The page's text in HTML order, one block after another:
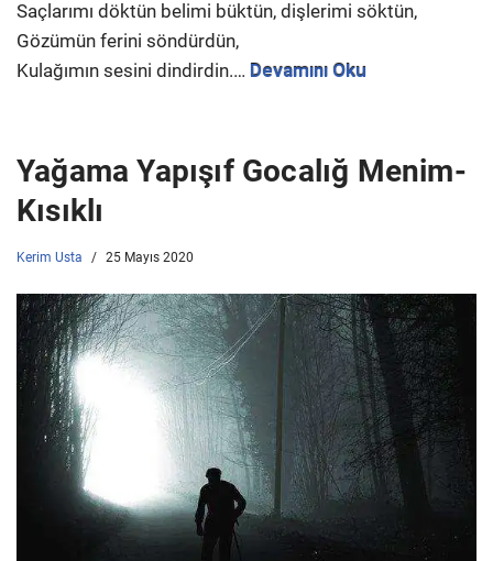
Saçlarımı döktün belimi büktün, dişlerimi söktün,
Gözümün ferini söndürdün,
Kulağımın sesini dindirdin.… Devamını Oku
Yağama Yapışıf Gocalığ Menim-
Kısıklı
Kerim Usta 25 Mayıs 2020